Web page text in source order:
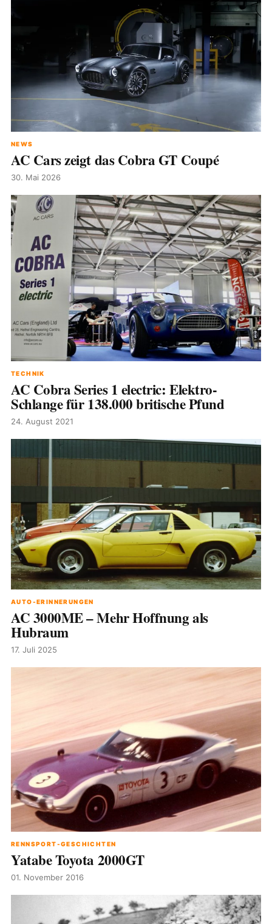
NEWS
AC Cars zeigt das Cobra GT Coupé
30. Mai 2026
TECHNIK
AC Cobra Series 1 electric: Elektro-
Schlange für 138.000 britische Pfund
24. August 2021
AUTO-ERINNERUNGEN
AC 3000ME – Mehr Hoffnung als
Hubraum
17. Juli 2025
RENNSPORT-GESCHICHTEN
Yatabe Toyota 2000GT
01. November 2016